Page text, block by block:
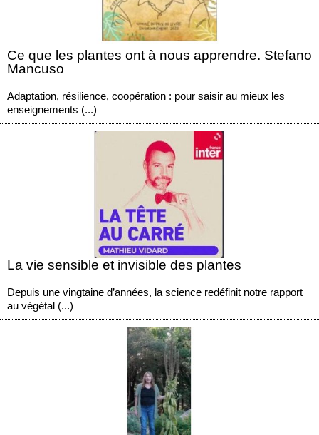
Ce que les plantes ont à nous apprendre. Stefano
Mancuso
Adaptation, résilience, coopération : pour saisir au mieux les
enseignements (...)
La vie sensible et invisible des plantes
Depuis une vingtaine d’années, la science redéfinit notre rapport
au végétal (...)